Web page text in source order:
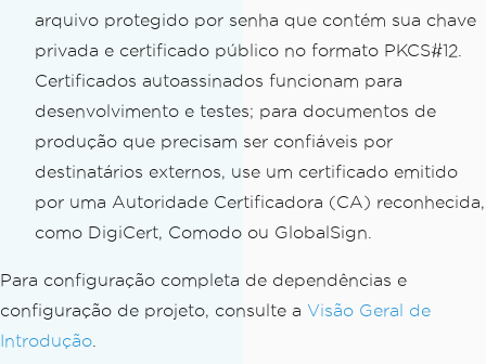
arquivo protegido por senha que contém sua chave
privada e certificado público no formato PKCS#12.
Certificados autoassinados funcionam para
desenvolvimento e testes; para documentos de
produção que precisam ser confiáveis por
destinatários externos, use um certificado emitido
por uma Autoridade Certificadora (CA) reconhecida,
como DigiCert, Comodo ou GlobalSign.
Para configuração completa de dependências e
configuração de projeto, consulte a Visão Geral de
Introdução